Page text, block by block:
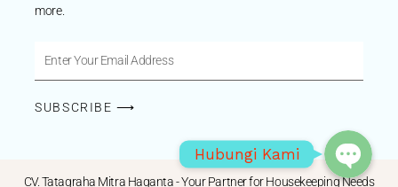
more.
Address
SUBSCRIBE ⟶
CV. Tatagraha Mitra Haganta - Your Partner for Housekeeping Needs
Hubungi Kami